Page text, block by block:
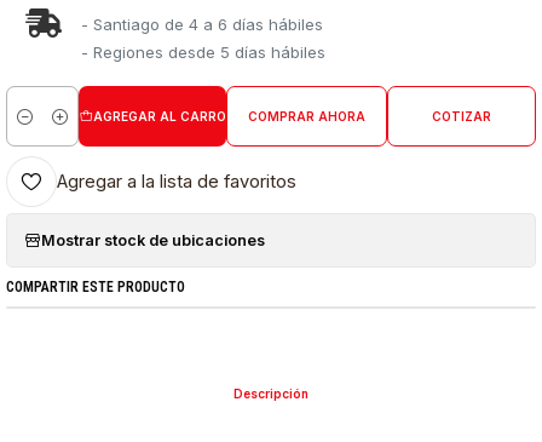
- Santiago de 4 a 6 días hábiles
- Regiones desde 5 días hábiles
Cantidad
AGREGAR AL CARRO COMPRAR AHORA COTIZAR
Agregar a la lista de favoritos
Mostrar stock de ubicaciones
COMPARTIR ESTE PRODUCTO
Descripción